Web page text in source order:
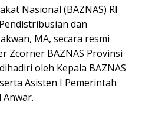
Nasional (BAZNAS) RI
dan
MA, secara resmi
Zcorner BAZNAS Provinsi
oleh Kepala BAZNAS
Asisten I Pemerintah